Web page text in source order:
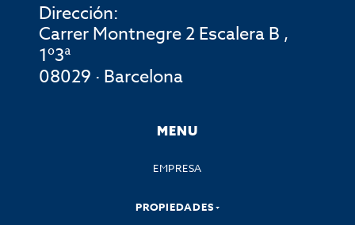
Dirección:
Carrer Montnegre 2 Escalera B ,
1º3ª
08029 · Barcelona
MENU
EMPRESA
PROPIEDADES